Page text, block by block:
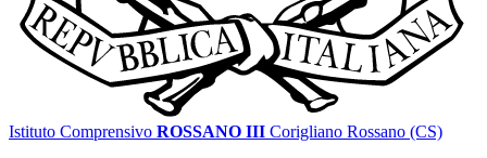
Istituto Comprensivo ROSSANO III Corigliano Rossano (CS)